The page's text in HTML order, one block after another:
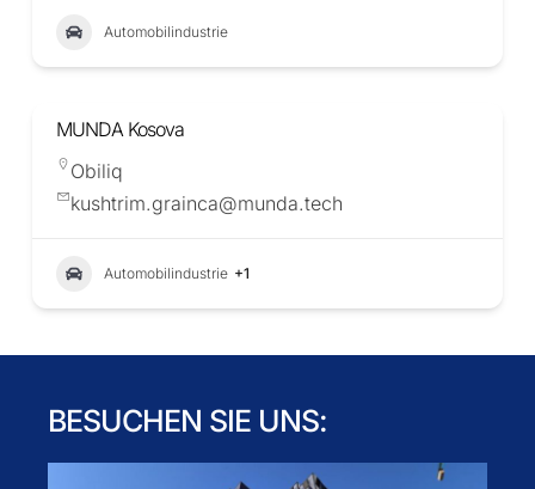
Automobilindustrie
MUNDA Kosova
Obiliq
kushtrim.grainca@munda.tech
Automobilindustrie +1
BESUCHEN SIE UNS: